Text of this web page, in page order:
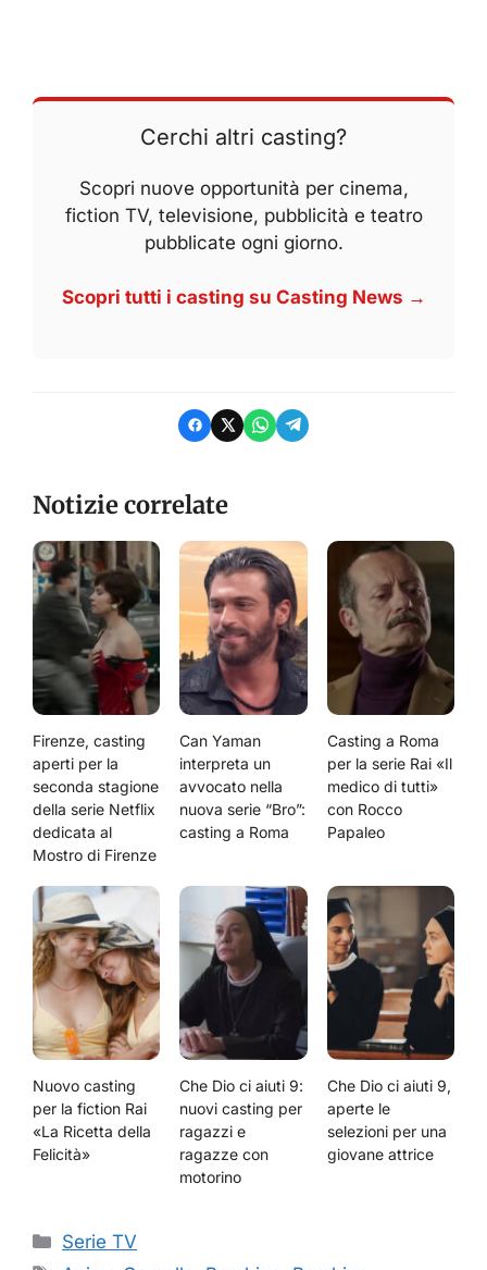
Cerchi altri casting?
Scopri nuove opportunità per cinema,
fiction TV, televisione, pubblicità e teatro
pubblicate ogni giorno.
Scopri tutti i casting su Casting News →
Notizie correlate
Firenze, casting
aperti per la
seconda stagione
della serie Netflix
dedicata al
Mostro di Firenze
Can Yaman
interpreta un
avvocato nella
nuova serie “Bro”:
casting a Roma
Casting a Roma
per la serie Rai «Il
medico di tutti»
con Rocco
Papaleo
Nuovo casting
per la fiction Rai
«La Ricetta della
Felicità»
Che Dio ci aiuti 9:
nuovi casting per
ragazzi e
ragazze con
motorino
Che Dio ci aiuti 9,
aperte le
selezioni per una
giovane attrice
Categorie
Serie TV